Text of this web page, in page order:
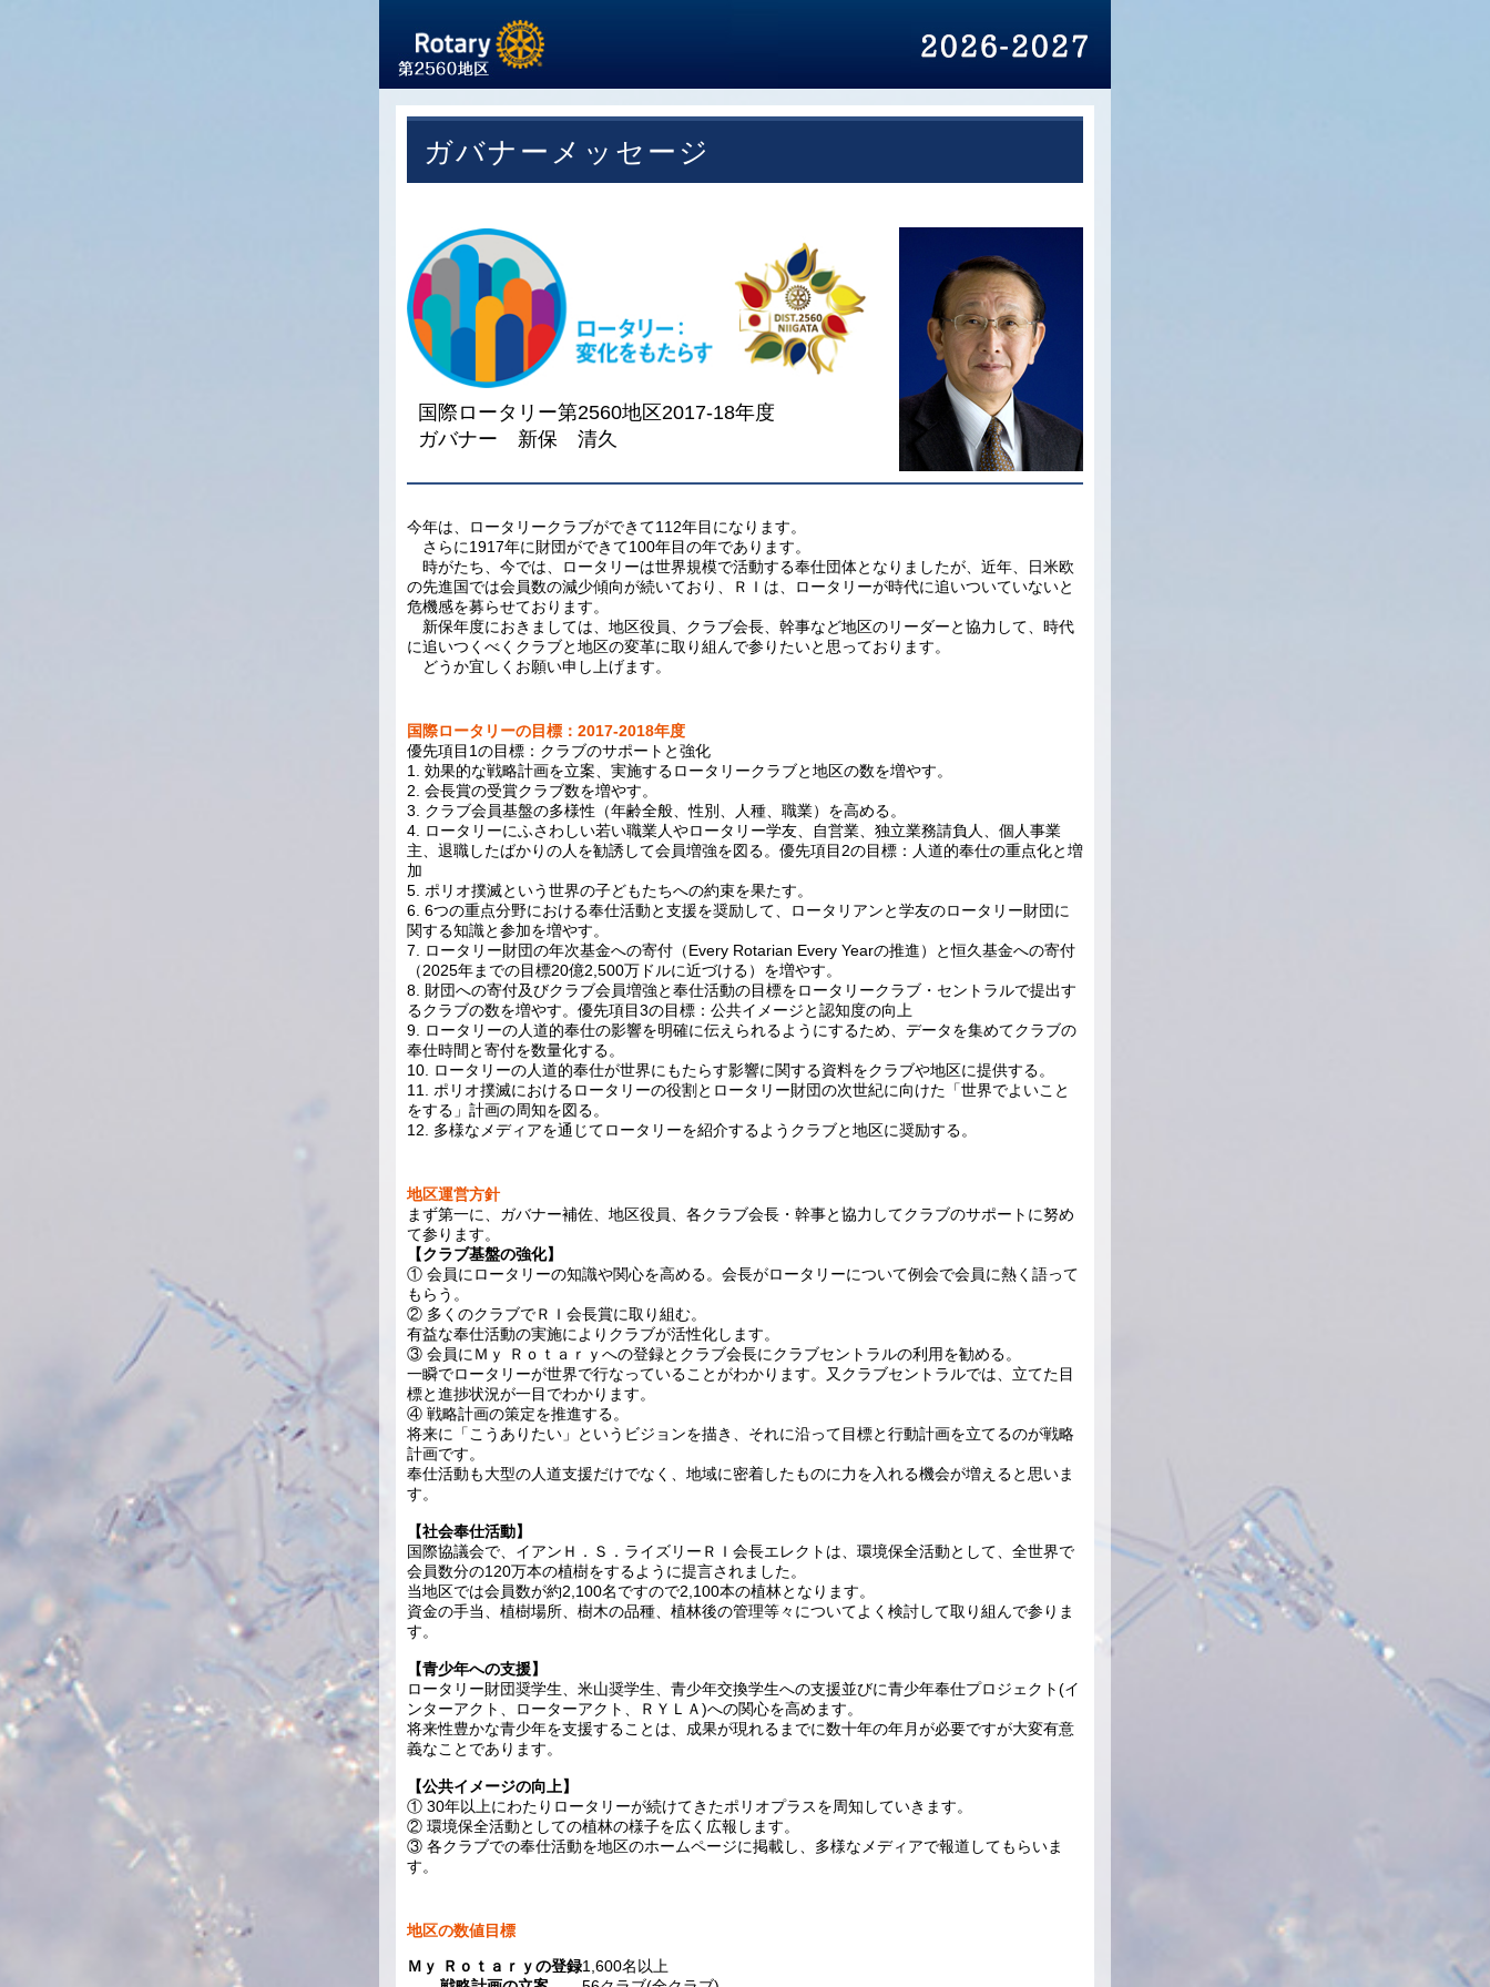
ガバナーメッセージ
国際ロータリー第2560地区2017-18年度
ガバナー 新保 清久
今年は、ロータリークラブができて112年目になります。
さらに1917年に財団ができて100年目の年であります。
時がたち、今では、ロータリーは世界規模で活動する奉仕団体となりましたが、近年、日米欧
の先進国では会員数の減少傾向が続いており、ＲＩは、ロータリーが時代に追いついていないと
危機感を募らせております。
新保年度におきましては、地区役員、クラブ会長、幹事など地区のリーダーと協力して、時代
に追いつくべくクラブと地区の変革に取り組んで参りたいと思っております。
どうか宜しくお願い申し上げます。
国際ロータリーの目標：2017-2018年度
優先項目1の目標：クラブのサポートと強化
1. 効果的な戦略計画を立案、実施するロータリークラブと地区の数を増やす。
2. 会長賞の受賞クラブ数を増やす。
3. クラブ会員基盤の多様性（年齢全般、性別、人種、職業）を高める。
4. ロータリーにふさわしい若い職業人やロータリー学友、自営業、独立業務請負人、個人事業
主、退職したばかりの人を勧誘して会員増強を図る。優先項目2の目標：人道的奉仕の重点化と増
加
5. ポリオ撲滅という世界の子どもたちへの約束を果たす。
6. 6つの重点分野における奉仕活動と支援を奨励して、ロータリアンと学友のロータリー財団に
関する知識と参加を増やす。
7. ロータリー財団の年次基金への寄付（Every Rotarian Every Yearの推進）と恒久基金への寄付
（2025年までの目標20億2,500万ドルに近づける）を増やす。
8. 財団への寄付及びクラブ会員増強と奉仕活動の目標をロータリークラブ・セントラルで提出す
るクラブの数を増やす。優先項目3の目標：公共イメージと認知度の向上
9. ロータリーの人道的奉仕の影響を明確に伝えられるようにするため、データを集めてクラブの
奉仕時間と寄付を数量化する。
10. ロータリーの人道的奉仕が世界にもたらす影響に関する資料をクラブや地区に提供する。
11. ポリオ撲滅におけるロータリーの役割とロータリー財団の次世紀に向けた「世界でよいこと
をする」計画の周知を図る。
12. 多様なメディアを通じてロータリーを紹介するようクラブと地区に奨励する。
地区運営方針
まず第一に、ガバナー補佐、地区役員、各クラブ会長・幹事と協力してクラブのサポートに努め
て参ります。
【クラブ基盤の強化】
① 会員にロータリーの知識や関心を高める。会長がロータリーについて例会で会員に熱く語って
もらう。
② 多くのクラブでＲＩ会長賞に取り組む。
有益な奉仕活動の実施によりクラブが活性化します。
③ 会員にＭｙ Ｒｏｔａｒｙへの登録とクラブ会長にクラブセントラルの利用を勧める。
一瞬でロータリーが世界で行なっていることがわかります。又クラブセントラルでは、立てた目
標と進捗状況が一目でわかります。
④ 戦略計画の策定を推進する。
将来に「こうありたい」というビジョンを描き、それに沿って目標と行動計画を立てるのが戦略
計画です。
奉仕活動も大型の人道支援だけでなく、地域に密着したものに力を入れる機会が増えると思いま
す。
【社会奉仕活動】
国際協議会で、イアンＨ．Ｓ．ライズリーＲＩ会長エレクトは、環境保全活動として、全世界で
会員数分の120万本の植樹をするように提言されました。
当地区では会員数が約2,100名ですので2,100本の植林となります。
資金の手当、植樹場所、樹木の品種、植林後の管理等々についてよく検討して取り組んで参りま
す。
【青少年への支援】
ロータリー財団奨学生、米山奨学生、青少年交換学生への支援並びに青少年奉仕プロジェクト(イ
ンターアクト、ローターアクト、ＲＹＬＡ)への関心を高めます。
将来性豊かな青少年を支援することは、成果が現れるまでに数十年の年月が必要ですが大変有意
義なことであります。
【公共イメージの向上】
① 30年以上にわたりロータリーが続けてきたポリオプラスを周知していきます。
② 環境保全活動としての植林の様子を広く広報します。
③ 各クラブでの奉仕活動を地区のホームページに掲載し、多様なメディアで報道してもらいま
す。
地区の数値目標
Ｍｙ Ｒｏｔａｒｙの登録1,600名以上